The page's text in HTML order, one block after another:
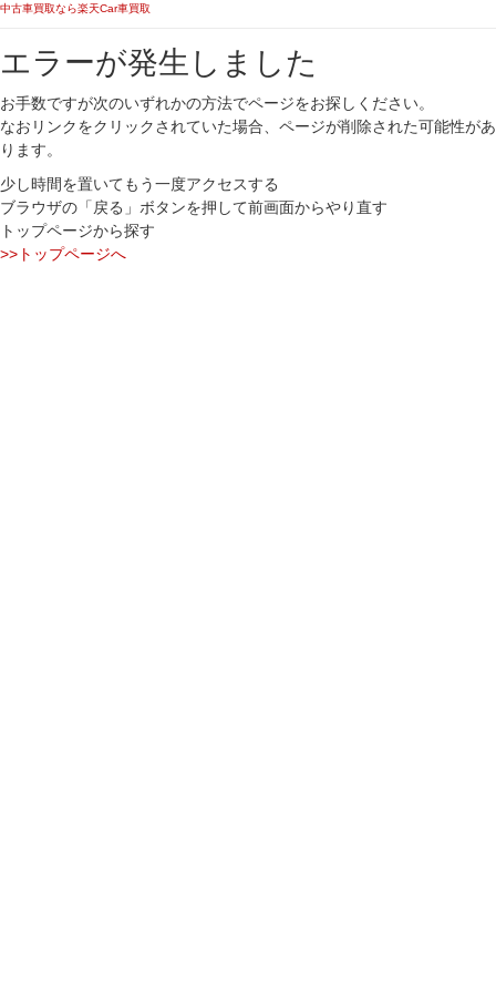
中古車買取なら楽天Car車買取
エラーが発生しました
お手数ですが次のいずれかの方法でページをお探しください。
なおリンクをクリックされていた場合、ページが削除された可能性があ
ります。
少し時間を置いてもう一度アクセスする
ブラウザの「戻る」ボタンを押して前画面からやり直す
トップページから探す
>>トップページへ